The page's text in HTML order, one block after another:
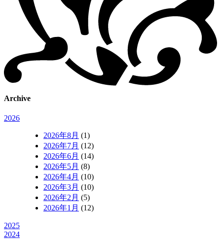
Archive
2026
2026年8月 (1)
2026年7月 (12)
2026年6月 (14)
2026年5月 (8)
2026年4月 (10)
2026年3月 (10)
2026年2月 (5)
2026年1月 (12)
2025
2024